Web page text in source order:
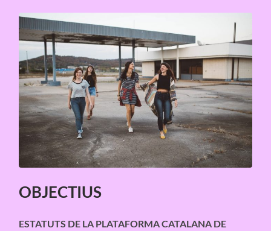
OBJECTIUS
ESTATUTS DE LA PLATAFORMA CATALANA DE